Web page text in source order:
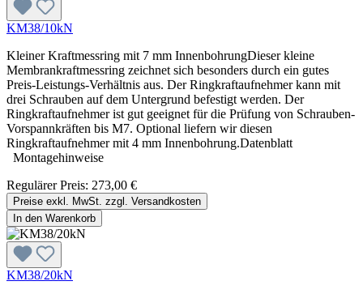
KM38/10kN
Kleiner Kraftmessring mit 7 mm InnenbohrungDieser kleine
Membrankraftmessring zeichnet sich besonders durch ein gutes
Preis-Leistungs-Verhältnis aus. Der Ringkraftaufnehmer kann mit
drei Schrauben auf dem Untergrund befestigt werden. Der
Ringkraftaufnehmer ist gut geeignet für die Prüfung von Schrauben-
Vorspannkräften bis M7. Optional liefern wir diesen
Ringkraftaufnehmer mit 4 mm Innenbohrung.Datenblatt
Montagehinweise
Regulärer Preis: 273,00 €
Preise exkl. MwSt. zzgl. Versandkosten
In den Warenkorb
KM38/20kN